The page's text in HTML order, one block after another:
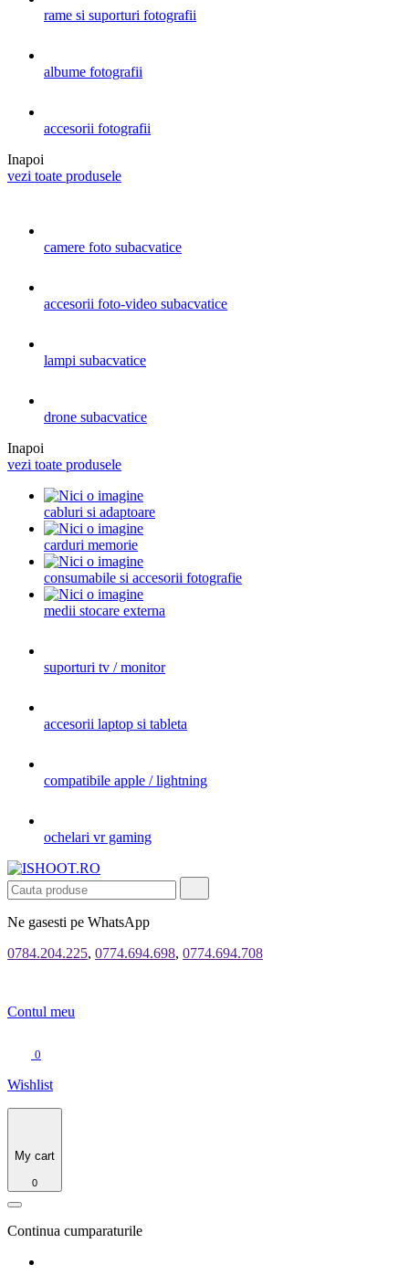
rame si suporturi fotografii
albume fotografii
accesorii fotografii
Inapoi
vezi toate produsele
camere foto subacvatice
accesorii foto-video subacvatice
lampi subacvatice
drone subacvatice
Inapoi
vezi toate produsele
cabluri si adaptoare
carduri memorie
consumabile si accesorii fotografie
medii stocare externa
suporturi tv / monitor
accesorii laptop si tableta
compatibile apple / lightning
ochelari vr gaming
Ne gasesti pe WhatsApp
0784.204.225, 0774.694.698, 0774.694.708
Contul meu
0
Wishlist
My cart
0
Continua cumparaturile